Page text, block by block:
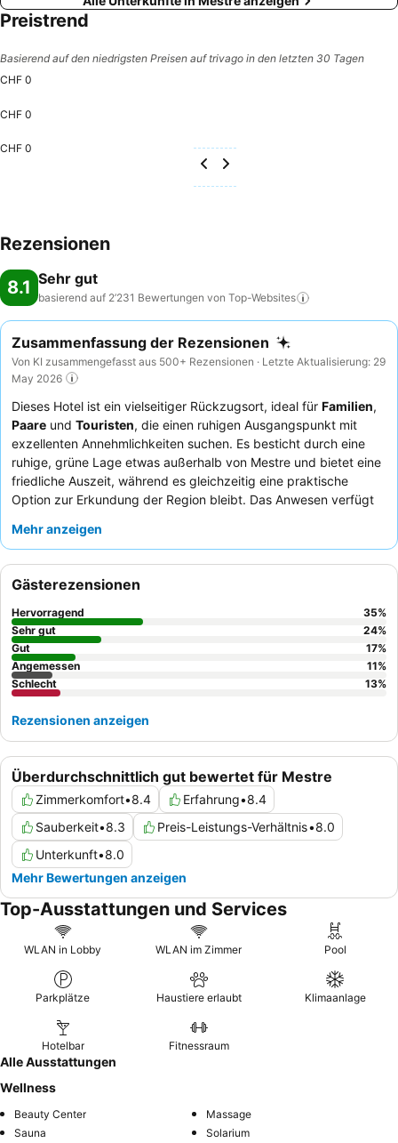
Preistrend
Basierend auf den niedrigsten Preisen auf trivago in den letzten 30 Tagen
CHF 0
CHF 0
CHF 0
Rezensionen
8.1 Sehr gut
basierend auf 2’231 Bewertungen von Top-Websites
Zusammenfassung der Rezensionen
Von KI zusammengefasst aus 500+ Rezensionen · Letzte Aktualisierung: 29
May 2026
Dieses Hotel ist ein vielseitiger Rückzugsort, ideal für Familien,
Paare und Touristen, die einen ruhigen Ausgangspunkt mit
exzellenten Annehmlichkeiten suchen. Es besticht durch eine
ruhige, grüne Lage etwas außerhalb von Mestre und bietet eine
friedliche Auszeit, während es gleichzeitig eine praktische
Option zur Erkundung der Region bleibt. Das Anwesen verfügt
Swimmingpools und einen speziellen Kinderpool, die sowohl
durchweg das
Personal
Freundlichkeit und Hilfsbereitschaft, und das hoteleigene
Restaurant erhält positives Feedback für seine köstliche
italienische Küche. Für einen ruhigeren Aufenthalt empfiehlt es
sich, ein Zimmer mit Gartenblick anzufragen.
Mehr anzeigen
Überdurchschnittlich gut bewertet für Mestre
Zimmerkomfort•8.4 Erfahrung•8.4
Sauberkeit•8.3 Preis-Leistungs-Verhältnis•8.0
Unterkunft•8.0
Mehr Bewertungen anzeigen
Gästerezensionen
Hervorragend 35%
Sehr gut
24%
Gut
17%
Angemessen
11%
Schlecht
13%
Rezensionen anzeigen
Top-Ausstattungen und Services
WLAN in Lobby WLAN im Zimmer Pool
Parkplätze Haustiere erlaubt Klimaanlage
Hotelbar Fitnessraum
Alle Ausstattungen
Wellness
Beauty Center
Massage
Sauna
Solarium